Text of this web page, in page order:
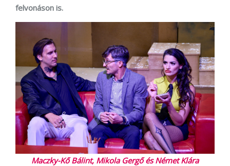
felvonáson is.
Maczky-Kő Bálint, Mikola Gergő és Német Klára